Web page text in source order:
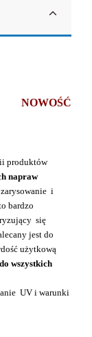
NOWOŚĆ
produktów
napraw
zarysowanie i
bardzo
się
jest do
użytkową
do wszystkich
UV i warunki